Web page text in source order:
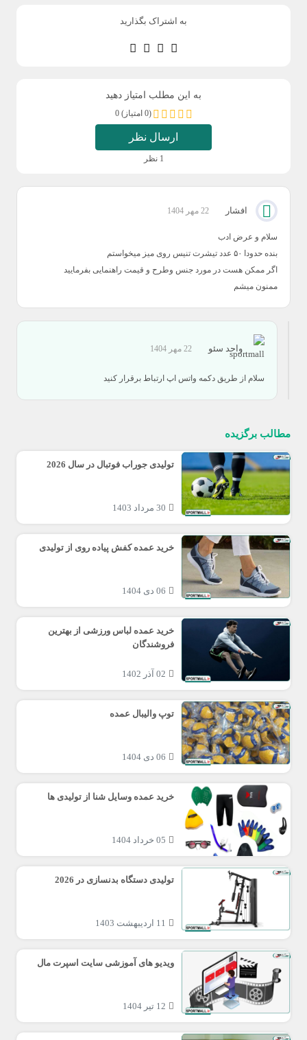
به اشتراک بگذارید
به این مطلب امتیاز دهید
(0 امتیاز) 0
1 نظر
ارسال نظر
افشار 22 مهر 1404
سلام و عرض ادب
بنده حدودا ۵۰ عدد تیشرت تنیس روی میز میخواستم
اگر ممکن هست در مورد جنس وطرح و قیمت راهنمایی بفرمایید
ممنون میشم
واحد سئو 22 مهر 1404
سلام از طریق دکمه واتس اپ ارتباط برقرار کنید
مطالب برگزیده
تولیدی جوراب فوتبال در سال 2026
30 مرداد 1403
خرید عمده کفش پیاده روی از تولیدی
06 دی 1404
خرید عمده لباس ورزشی از بهترین
فروشندگان
02 آذر 1402
توپ والیبال عمده
06 دی 1404
خرید عمده وسایل شنا از تولیدی ها
05 خرداد 1404
تولیدی دستگاه بدنسازی در 2026
11 اردیبهشت 1403
ویدیو های آموزشی سایت اسپرت مال
12 تیر 1404